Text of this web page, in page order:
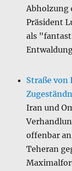
Abholzung
Präsident
als
Straße von
Iran und
offenbar
Teheran